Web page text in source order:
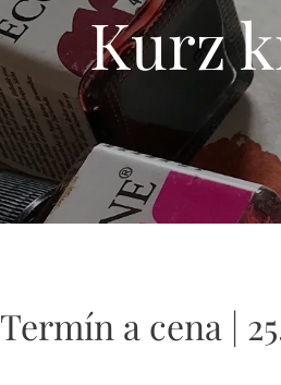
Kurz
Termín a cena |